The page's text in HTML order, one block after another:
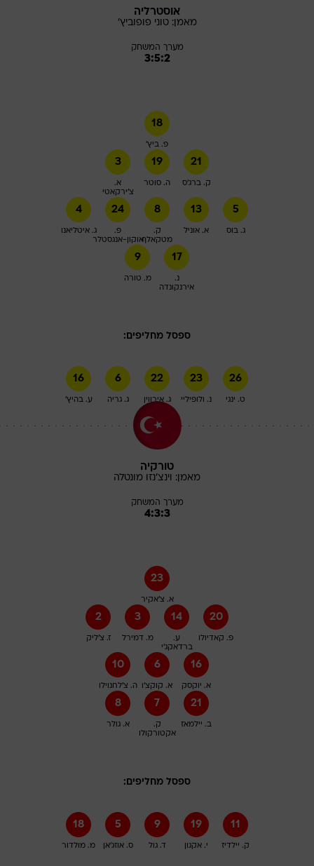
אוסטרליה
מאמן:טוני פופוביץ'
מערך המשחק
3:5:2
18
פ. ביץ'
3
א.
צ'ירקאטי
19
ה. סוטר
21
ק. ברג'ס
4
ג. איטליאנו
24
פ.
אוקון-אנגסטלר
8
ק.
מטקאלף
13
א. אוניל
5
ג. בוס
9
מ. טורה
17
נ.
אירנקונדה
ספסל מחליפים:
16
ע. בהיץ'
6
ג. גריה
22
ג. אירווין
23
נ. ולופיליי
26
ט. ינגי
טורקיה
מאמן: וינצ'נזו מונטלה
מערך המשחק
4:3:3
23
א. צ'אקיר
2
ז. צ'ליק
3
מ. דמירל
14
ע.
ברדאקג'י
20
פ. קאדיולו
10
ה. צ'לחנוילו
6
א. קוקצ'ו
16
א. יוקסק
8
א. גולר
7
ק.
אקטורקולו
21
ב. יילמאז
ספסל מחליפים:
18
מ. מולדור
5
ס. אוזג'אן
9
ד. גול
19
י. אקגון
11
ק. יילדיז